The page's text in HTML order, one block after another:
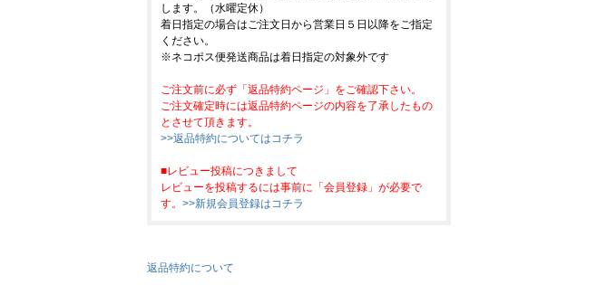
します。（水曜定休）
着日指定の場合はご注文日から営業日５日以降をご指定
ください。
※ネコポス便発送商品は着日指定の対象外です
ご注文前に必ず「返品特約ページ」をご確認下さい。
ご注文確定時には返品特約ページの内容を了承したもの
とさせて頂きます。
>>返品特約についてはコチラ
■レビュー投稿につきまして
レビューを投稿するには事前に「会員登録」が必要で
す。 >>新規会員登録はコチラ
返品特約について